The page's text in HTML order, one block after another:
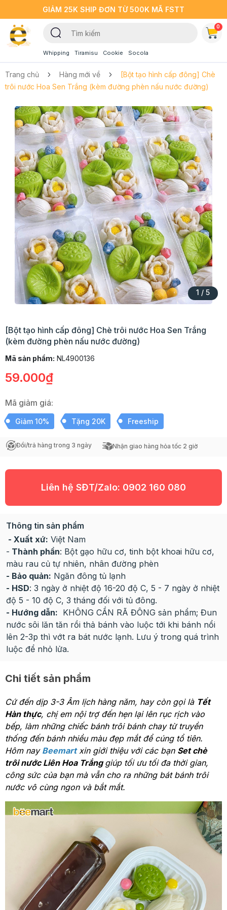
GIẢM 25K SHIP ĐƠN TỪ 500K MÃ FSTT
Whipping Tiramisu Cookie Socola
0
Trang chủ Hàng mới về
[Bột tạo hình cấp đông] Chè
trôi nước Hoa Sen Trắng (kèm đường phèn nấu nước đường)
1 / 5
[Bột tạo hình cấp đông] Chè trôi nước Hoa Sen Trắng
(kèm đường phèn nấu nước đường)
Mã sản phẩm: NL4900136
59.000₫
Mã giảm giá:
Giảm 10% Tặng 20K Freeship
Đổi/trả hàng trong 3 ngày Nhận giao hàng hỏa tốc 2 giờ
Liên hệ SĐT/Zalo: 0902 160 080
Thông tin sản phẩm
- Xuất xứ: Việt Nam
- Thành phần: Bột gạo hữu cơ, tinh bột khoai hữu cơ,
màu rau củ tự nhiên, nhân đường phèn
- Bảo quản: Ngăn đông tủ lạnh
- HSD: 3 ngày ở nhiệt độ 16-20 độ C, 5 - 7 ngày ở nhiệt
độ 5 - 10 độ C, 3 tháng đối với tủ đông.
- Hướng dẫn: KHÔNG CẦN RÃ ĐÔNG sản phẩm; Đun
nước sôi lăn tăn rồi thả bánh vào luộc tới khi bánh nổi
lên 2-3p thì vớt ra bát nước lạnh. Lưu ý trong quá trình
luộc để nhỏ lửa.
Chi tiết sản phẩm
Cứ đến dịp 3-3 Âm lịch hàng năm, hay còn gọi là Tết
Hàn thực, chị em nội trợ đến hẹn lại lên rục rịch vào
bếp, làm những chiếc bánh trôi bánh chay từ truyền
thống đến bánh nhiều màu đẹp mắt để cúng tổ tiên.
Hôm nay Beemartxin giới thiệu với các bạn Set chè
trôi nước Liên Hoa Trắng giúp tối ưu tối đa thời gian,
công sức của bạn mà vẫn cho ra những bát bánh trôi
nước vô cùng ngon và bắt mắt.